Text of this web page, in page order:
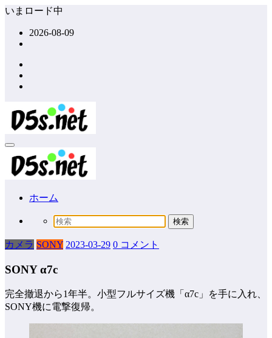
コ
ッ
プ
いまロード中
2026-08-09
ホーム
カメラ SONY 2023-03-29 0 コメント
SONY α7c
完全撤退から1年半。小型フルサイズ機「α7c」を手に入れ、
SONY機に電撃復帰。